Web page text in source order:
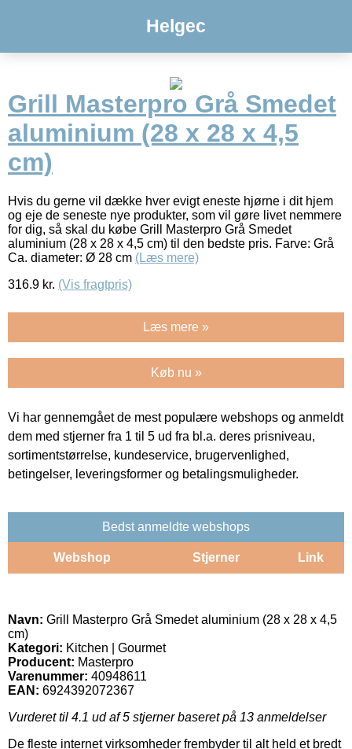
Helgec
Grill Masterpro Grå Smedet
aluminium (28 x 28 x 4,5
cm)
Hvis du gerne vil dække hver evigt eneste hjørne i dit hjem
og eje de seneste nye produkter, som vil gøre livet nemmere
for dig, så skal du købe Grill Masterpro Grå Smedet
aluminium (28 x 28 x 4,5 cm) til den bedste pris. Farve: Grå
Ca. diameter: Ø 28 cm (Læs mere)
316.9 kr. (Vis fragtpris)
Læs mere »
Køb nu »
Vi har gennemgået de mest populære webshops og anmeldt
dem med stjerner fra 1 til 5 ud fra bl.a. deres prisniveau,
sortimentstørrelse, kundeservice, brugervenlighed,
betingelser, leveringsformer og betalingsmuligheder.
Bedst anmeldte webshops
Webshop Stjerner Link
Navn: Grill Masterpro Grå Smedet aluminium (28 x 28 x 4,5
cm)
Kategori: Kitchen | Gourmet
Producent: Masterpro
Varenummer: 40948611
EAN: 6924392072367
Vurderet til 4.1 ud af 5 stjerner baseret på 13 anmeldelser
De fleste internet virksomheder frembyder til alt held et bredt